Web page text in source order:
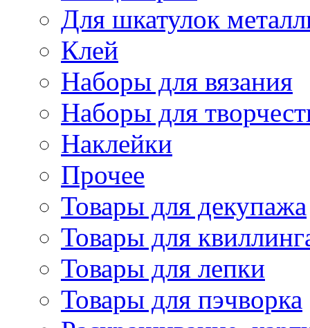
Для шкатулок
Клей
Наборы для вязания
Наборы для
Наклейки
Прочее
Товары для декупажа
Товары для
Товары для лепки
Товары для пэчворка